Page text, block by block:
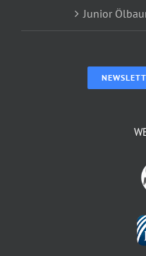
Junior